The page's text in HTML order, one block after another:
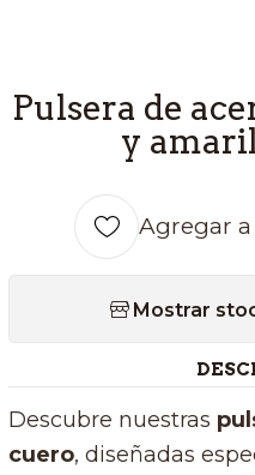
Pulsera de
y
Agregar
Mostrar
Descubre nuestras
cuero, diseñadas